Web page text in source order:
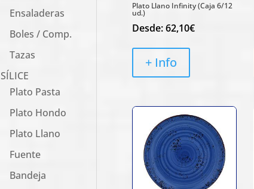
Ensaladeras
Boles / Comp.
Tazas
SÍLICE
Plato Pasta
Plato Hondo
Plato Llano
Fuente
Bandeja
Plato Llano Infinity (Caja 6/12
ud.)
Desde:62,10€
+ Info